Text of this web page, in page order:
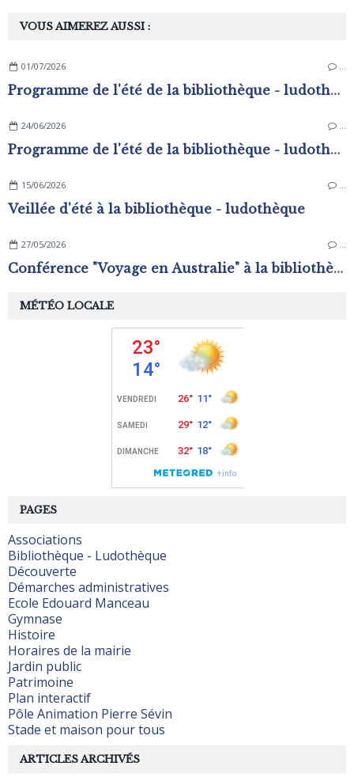
VOUS AIMEREZ AUSSI :
01/07/2026 …
Programme de l'été de la bibliothèque - ludothèque
24/06/2026 …
Programme de l'été de la bibliothèque - ludothèque
15/06/2026 …
Veillée d'été à la bibliothèque - ludothèque
27/05/2026 …
Conférence "Voyage en Australie" à la bibliothèque - ludothèque
PAGES
Associations
Bibliothèque - Ludothèque
Découverte
Démarches administratives
Ecole Edouard Manceau
Gymnase
Histoire
Horaires de la mairie
Jardin public
Patrimoine
Plan interactif
Pôle Animation Pierre Sévin
Stade et maison pour tous
MÉTÉO LOCALE
ARTICLES ARCHIVÉS